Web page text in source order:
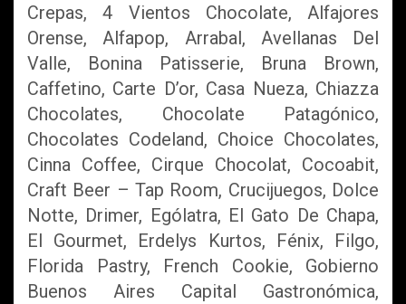
Crepas, 4 Vientos Chocolate, Alfajores
Orense, Alfapop, Arrabal, Avellanas Del
Valle, Bonina Patisserie, Bruna Brown,
Caffetino, Carte D’or, Casa Nueza, Chiazza
Chocolates, Chocolate Patagónico,
Chocolates Codeland, Choice Chocolates,
Cinna Coffee, Cirque Chocolat, Cocoabit,
Craft Beer – Tap Room, Crucijuegos, Dolce
Notte, Drimer, Ególatra, El Gato De Chapa,
El Gourmet, Erdelys Kurtos, Fénix, Filgo,
Florida Pastry, French Cookie, Gobierno
Buenos Aires Capital Gastronómica,